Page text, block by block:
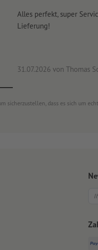
Alles perfekt, super
Lieferung!
31.07.2026 von Thomas
dass es sich um